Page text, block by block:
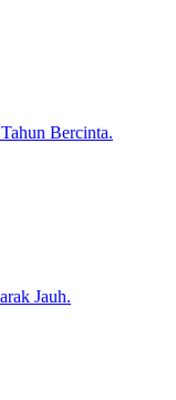
Bercinta.
Jauh.